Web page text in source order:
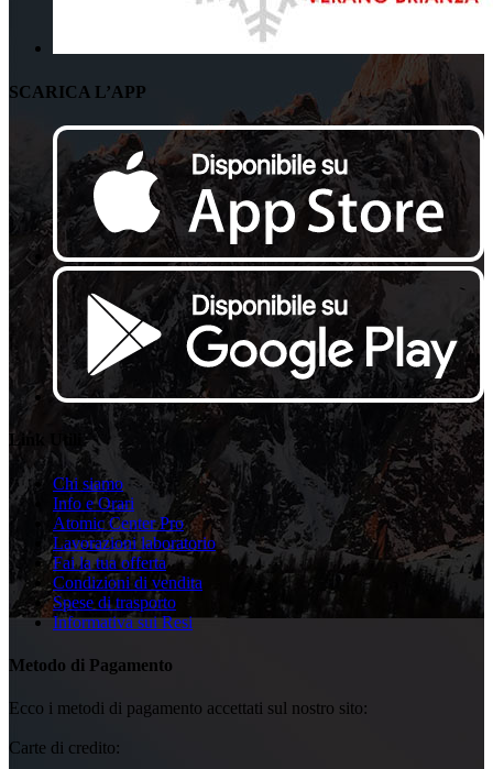
SCARICA L’APP
Link Utili
Chi siamo
Info e Orari
Atomic Center Pro
Lavorazioni laboratorio
Fai la tua offerta
Condizioni di vendita
Spese di trasporto
Informativa sui Resi
Metodo di Pagamento
Ecco i metodi di pagamento accettati sul nostro sito:
Carte di credito: